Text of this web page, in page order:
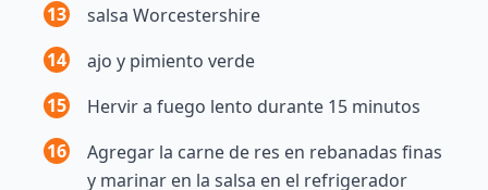
13
salsa Worcestershire
14
ajo y pimiento verde
15
Hervir a fuego lento durante 15 minutos
16
Agregar la carne de res en rebanadas finas
y marinar en la salsa en el refrigerador